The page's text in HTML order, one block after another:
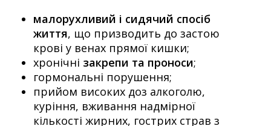
малорухливий і сидячий спосіб
життя, що призводить до застою
крові у венах прямої кишки;
хронічні закрепи та проноси;
гормональні порушення;
прийом високих доз алкоголю,
куріння, вживання надмірної
кількості жирних, гострих страв з